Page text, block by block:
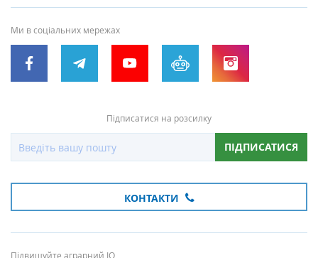
Ми в соціальних мережах
Підписатися на розсилку
ПІДПИСАТИСЯ
КОНТАКТИ
Підвищуйте аграрний IQ